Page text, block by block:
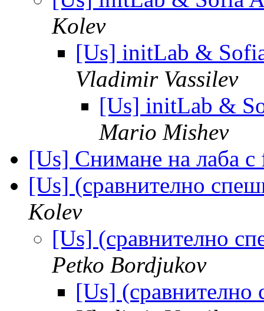
Kolev
[Us] initLab &
Vladimir Vassilev
[Us] initLab &
Mario Mishev
[Us] Снимане на лаба
[Us] (сравнително
Kolev
[Us] (сравнително
Petko Bordjukov
[Us] (сравнително